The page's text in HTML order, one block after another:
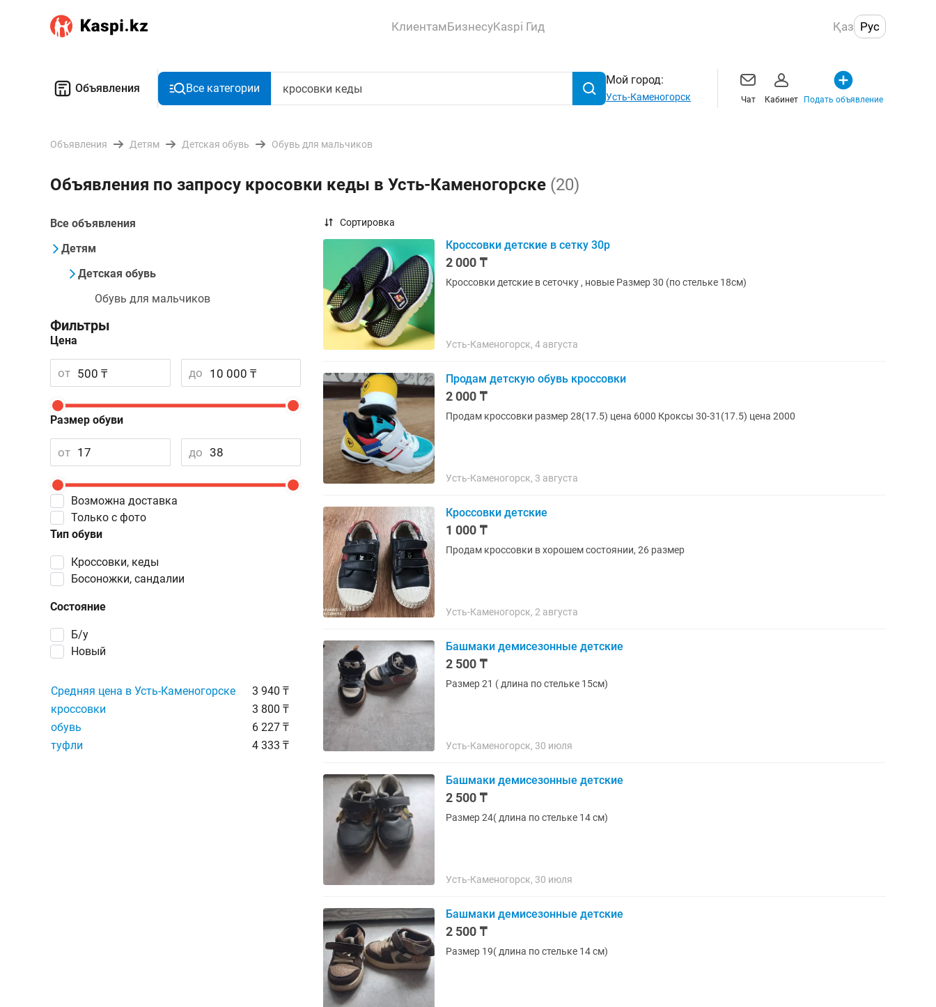
КлиентамБизнесуKaspi Гид Қаз Рус
Объявления Все категории
Мой город:
Усть-Каменогорск Чат Кабинет Подать объявление
Объявления Детям Детская обувь Обувь для мальчиков
Объявления по запросу кросовки кеды в Усть-Каменогорске (20)
Все объявления
Детям
Детская обувь
Обувь для мальчиков
Фильтры
Цена
от до
Возможна доставка
Тип обуви
Кроссовки, кеды
Босоножки, сандалии
Размер обуви
от до
Состояние
Б/у
Новый
Только с фото
Средняя цена в Усть-Каменогорске
3 940 ₸
кроссовки
3 800 ₸
обувь
6 227 ₸
туфли
4 333 ₸
Сортировка
Кроссовки детские в сетку 30р
2 000 ₸
Кроссовки детские в сеточку , новые Размер 30 (по стельке 18см)
Усть-Каменогорск, 4 августа
Продам детскую обувь кроссовки
2 000 ₸
Продам кроссовки размер 28(17.5) цена 6000 Кроксы 30-31(17.5) цена 2000
Усть-Каменогорск, 3 августа
Кроссовки детские
1 000 ₸
Продам кроссовки в хорошем состоянии, 26 размер
Усть-Каменогорск, 2 августа
Башмаки демисезонные детские
2 500 ₸
Размер 21 ( длина по стельке 15см)
Усть-Каменогорск, 30 июля
Башмаки демисезонные детские
2 500 ₸
Размер 24( длина по стельке 14 см)
Усть-Каменогорск, 30 июля
Башмаки демисезонные детские
2 500 ₸
Размер 19( длина по стельке 14 см)